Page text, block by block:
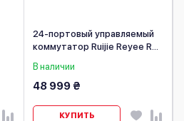
24-портовый управляемый
коммутатор Ruijie Reyee RG-
В наличии
48 999 ₴
КУПИТЬ